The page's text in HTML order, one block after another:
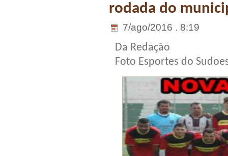
rodada do
7/ago/2016 . 8:19
Da Redação
Foto Esportes do